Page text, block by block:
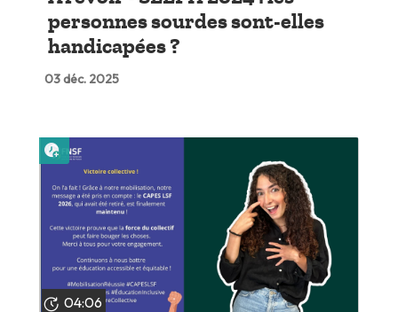
personnes sourdes sont-elles
handicapées ?
03 déc. 2025
04:06
Lire plus tard